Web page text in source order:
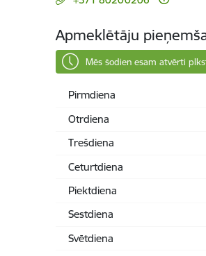
Apmeklētāju
Mēs šodien esam atvērti
Pirmdiena
Otrdiena
Trešdiena
Ceturtdiena
Piektdiena
Sestdiena
Svētdiena